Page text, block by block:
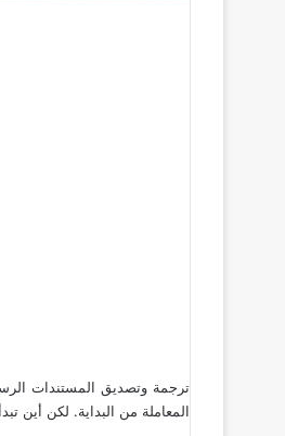
ترجمة وتصديق المستندات
المعاملة من البداية. لكن أين